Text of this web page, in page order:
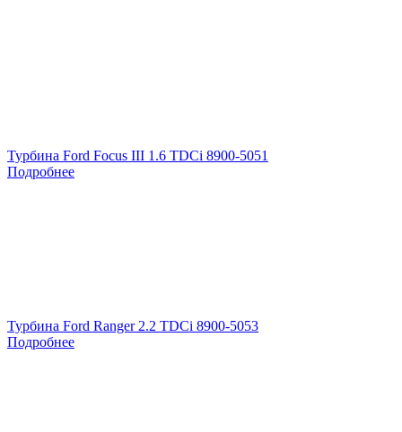
Турбина Ford Focus III 1.6 TDCi 8900-5051
Подробнее
Турбина Ford Ranger 2.2 TDCi 8900-5053
Подробнее